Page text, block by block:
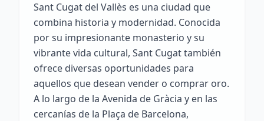
Sant Cugat del Vallès es una ciudad que
combina historia y modernidad. Conocida
por su impresionante monasterio y su
vibrante vida cultural, Sant Cugat también
ofrece diversas oportunidades para
aquellos que desean vender o comprar oro.
A lo largo de la Avenida de Gràcia y en las
cercanías de la Plaça de Barcelona,